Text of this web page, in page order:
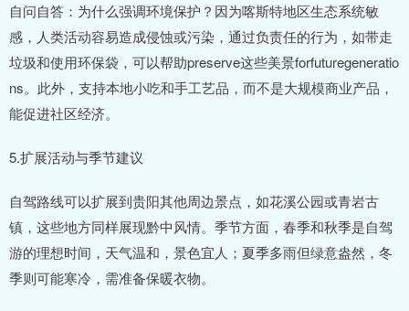
自问自答：为什么强调环境保护？因为喀斯特地区生态系统敏
感，人类活动容易造成侵蚀或污染，通过负责任的行为，如带走
垃圾和使用环保袋，可以帮助preserve这些美景forfuturegeneratio
ns。此外，支持本地小吃和手工艺品，而不是大规模商业产品，
能促进社区经济。
5.扩展活动与季节建议
自驾路线可以扩展到贵阳其他周边景点，如花溪公园或青岩古
镇，这些地方同样展现黔中风情。季节方面，春季和秋季是自驾
游的理想时间，天气温和，景色宜人；夏季多雨但绿意盎然，冬
季则可能寒冷，需准备保暖衣物。